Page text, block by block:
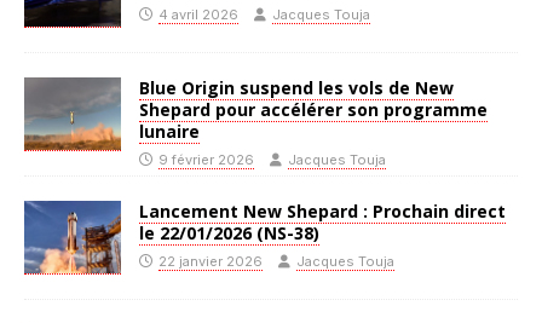
4 avril 2026 Jacques Touja
Blue Origin suspend les vols de New
Shepard pour accélérer son programme
lunaire
9 février 2026 Jacques Touja
Lancement New Shepard : Prochain direct
le 22/01/2026 (NS-38)
22 janvier 2026 Jacques Touja